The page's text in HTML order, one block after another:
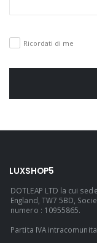
Ricordati di me
LUXSHOP5
DOTLEAP LTD la cui
England, TW7 5BD,
numero : 10955865.
Partita IVA